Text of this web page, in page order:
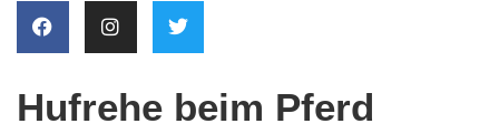
Hufrehe beim Pferd